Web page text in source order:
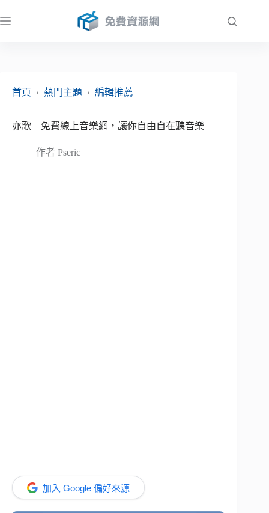
至
首頁
› 熱門主題 › 編輯推薦
亦歌 – 免費線上音樂網，讓你自由自在聽音樂
作者 Pseric
加入 Google 偏好來源